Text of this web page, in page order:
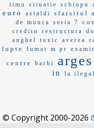
timu
situatie schiopu
euro
astaldi sfarsitul
de munca
seria 7
creditu restructura
anghel
toxic averea
lupte
fumat m pr
centre barbi arges
in
la ilegal
© Copyright 2000-2026